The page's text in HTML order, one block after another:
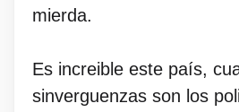
mierda.
Es increible este país,
sinverguenzas son los